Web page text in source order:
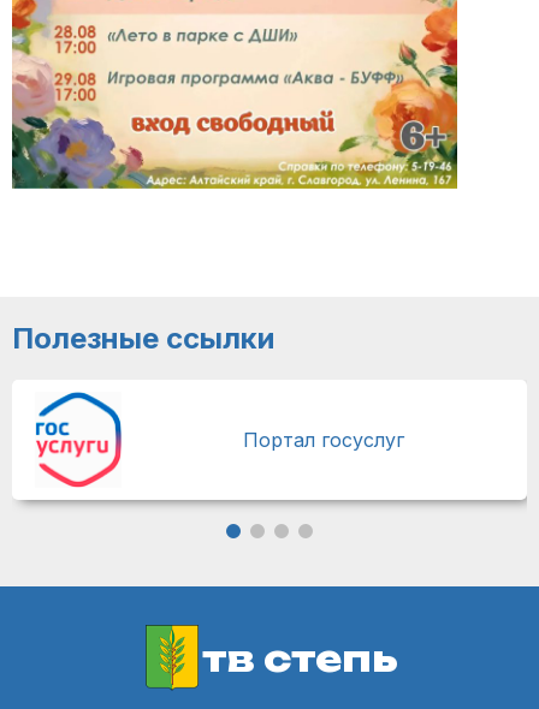
Полезные ссылки
Портал госуслуг
тв степь